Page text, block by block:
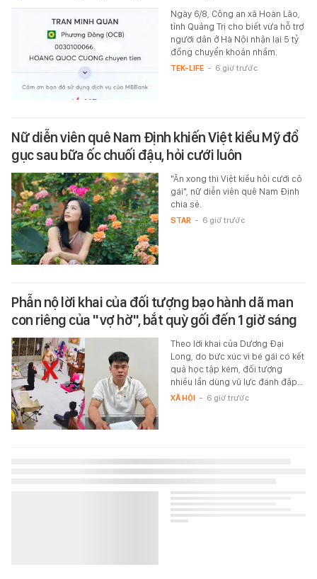
Ngày 6/8, Công an xã Hoàn Lão,
tỉnh Quảng Trị cho biết vừa hỗ trợ
người dân ở Hà Nội nhận lại 5 tỷ
đồng chuyển khoản nhầm.
TEK-LIFE - 6 giờ trước
Nữ diễn viên quê Nam Định khiến Việt kiều Mỹ đổ
gục sau bữa ốc chuối đậu, hỏi cưới luôn
"Ăn xong thì Việt kiều hỏi cưới cô
gái", nữ diễn viên quê Nam Định
chia sẻ.
STAR - 6 giờ trước
Phẫn nộ lời khai của đối tượng bạo hành dã man
con riêng của "vợ hờ", bắt quỳ gối đến 1 giờ sáng
Theo lời khai của Dương Đại
Long, do bức xúc vì bé gái có kết
quả học tập kém, đối tượng
nhiều lần dùng vũ lực đánh đập…
XÃ HỘI - 6 giờ trước
Dân văn phòng đang tranh thủ săn deal loạt món
này: Chỉ vài trăm nghìn nhưng giúp góc làm việc